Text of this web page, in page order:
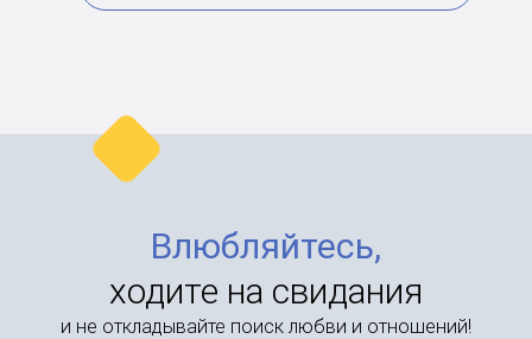
Влюбляйтесь,
ходите на свидания
и не откладывайте поиск любви и отношений!